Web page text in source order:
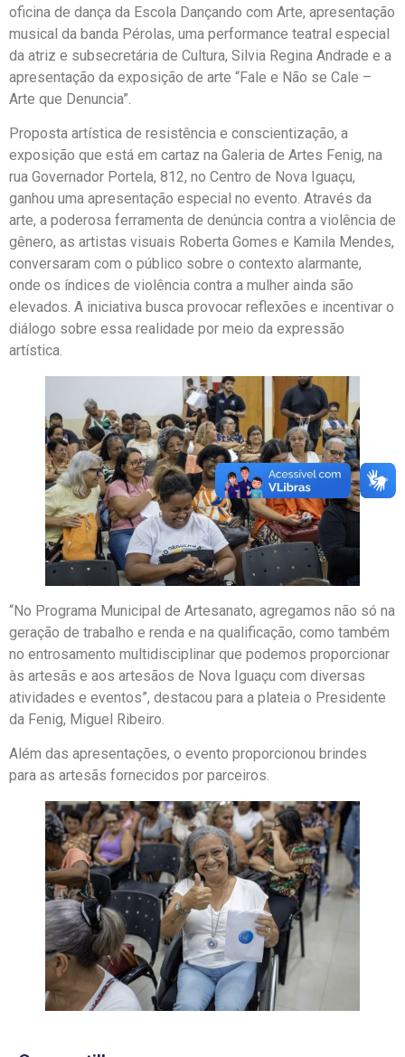
oficina de dança da Escola Dançando com Arte, apresentação
musical da banda Pérolas, uma performance teatral especial
da atriz e subsecretária de Cultura, Silvia Regina Andrade e a
apresentação da exposição de arte “Fale e Não se Cale –
Arte que Denuncia”.
Proposta artística de resistência e conscientização, a
exposição que está em cartaz na Galeria de Artes Fenig, na
rua Governador Portela, 812, no Centro de Nova Iguaçu,
ganhou uma apresentação especial no evento. Através da
arte, a poderosa ferramenta de denúncia contra a violência de
gênero, as artistas visuais Roberta Gomes e Kamila Mendes,
conversaram com o público sobre o contexto alarmante,
onde os índices de violência contra a mulher ainda são
elevados. A iniciativa busca provocar reflexões e incentivar o
diálogo sobre essa realidade por meio da expressão
artística.
“No Programa Municipal de Artesanato, agregamos não só na
geração de trabalho e renda e na qualificação, como também
no entrosamento multidisciplinar que podemos proporcionar
às artesãs e aos artesãos de Nova Iguaçu com diversas
atividades e eventos”, destacou para a plateia o Presidente
da Fenig, Miguel Ribeiro.
Além das apresentações, o evento proporcionou brindes
para as artesãs fornecidos por parceiros.